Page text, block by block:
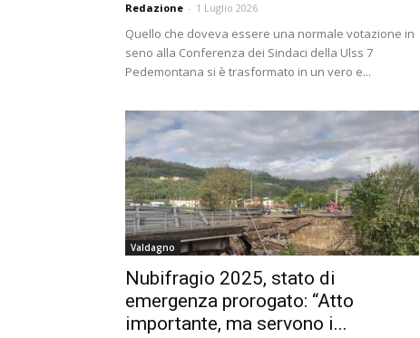
Redazione - 1 Luglio 2026
Quello che doveva essere una normale votazione in
seno alla Conferenza dei Sindaci della Ulss 7
Pedemontana si è trasformato in un vero e...
Valdagno
Nubifragio 2025, stato di
emergenza prorogato: “Atto
importante, ma servono i...